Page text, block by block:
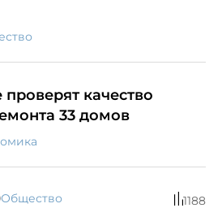
качество
33 домов
Общество 1188